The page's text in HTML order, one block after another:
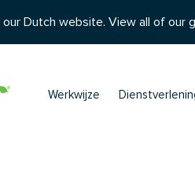
our Dutch website. View all of our
Werkwijze